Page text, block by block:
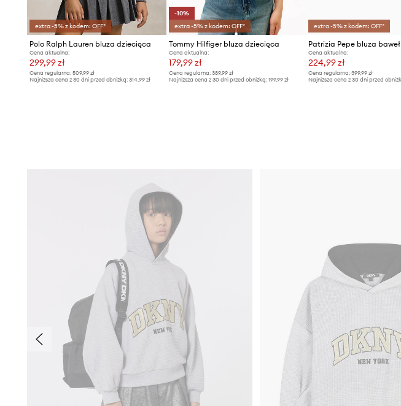
extra -5% z kodem: OFF*
Polo Ralph Lauren bluza dziecięca
Cena aktualna:
299,99 zł
Cena regularna: 509,99 zł
Najniższa cena z 30 dni przed obniżką: 314,99 zł
-10%
extra -5% z kodem: OFF*
Tommy Hilfiger bluza dziecięca
Cena aktualna:
179,99 zł
Cena regularna:389,99 zł
Najniższa cena z 30 dni przed obniżką:199,99 zł
extra -5% z kodem: OFF*
Cena aktualna:
224,99 zł
Cena regularna: 399,99 zł
Najniższa cena z 30 dni przed